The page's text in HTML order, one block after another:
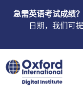
急需英语考试成绩？
日期，我们可